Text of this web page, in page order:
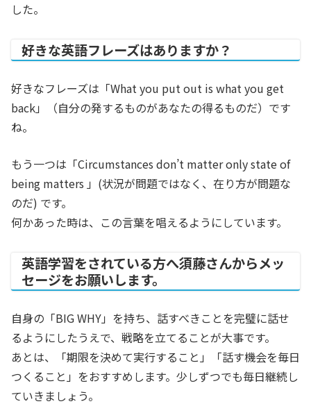
した。
好きな英語フレーズはありますか？
好きなフレーズは「What you put out is what you get
back」（自分の発するものがあなたの得るものだ）です
ね。
もう一つは「Circumstances don’t matter only state of
being matters 」(状況が問題ではなく、在り方が問題な
のだ) です。
何かあった時は、この言葉を唱えるようにしています。
英語学習をされている方へ須藤さんからメッ
セージをお願いします。
自身の「BIG WHY」を持ち、話すべきことを完璧に話せ
るようにしたうえで、戦略を立てることが大事です。
あとは、「期限を決めて実行すること」「話す機会を毎日
つくること」をおすすめします。少しずつでも毎日継続し
ていきましょう。